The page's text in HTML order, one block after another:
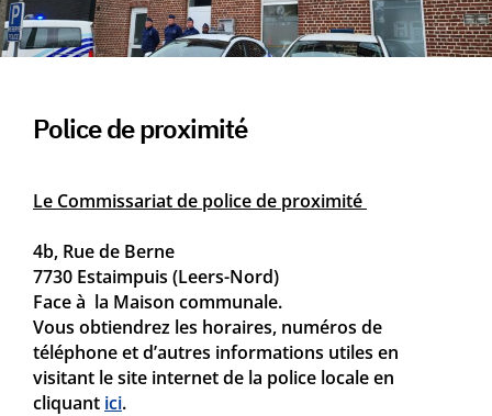
Police de proximité
Le Commissariat de police de proximité
4b, Rue de Berne
7730 Estaimpuis (Leers-Nord)
Face à la Maison communale.
Vous obtiendrez les horaires, numéros de
téléphone et d’autres informations utiles en
visitant le site internet de la police locale en
cliquant ici.